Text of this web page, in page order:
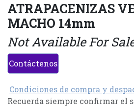
ATRAPACENIZAS
MACHO 14mm
Not Available For
Contáctenos
Condiciones de compra y
Recuerda siempre confirmar el